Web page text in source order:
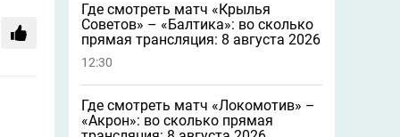
Где смотреть матч «Крылья
Советов» – «Балтика»: во сколько
прямая трансляция: 8 августа 2026
12:30
Где смотреть матч «Локомотив» –
«Акрон»: во сколько прямая